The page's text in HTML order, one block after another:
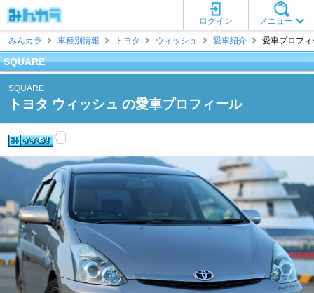
メニュー
ログイン
みんカラ
車種別情報 トヨタ ウィッシュ 愛車紹介 愛車プロフ
SQUARE
SQUARE
トヨタ ウィッシュ の愛車プロフィール